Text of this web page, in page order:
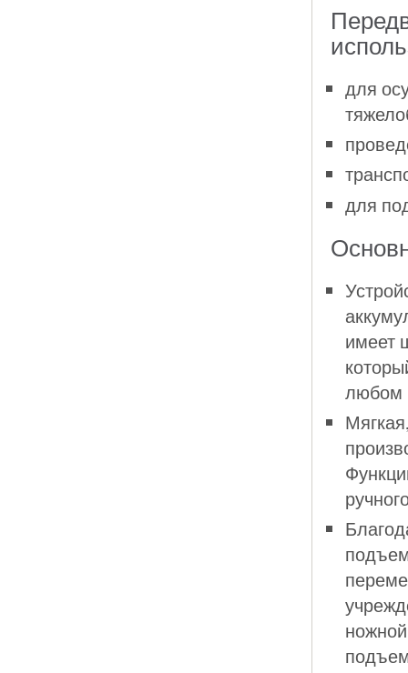
для
для
имеет
любом